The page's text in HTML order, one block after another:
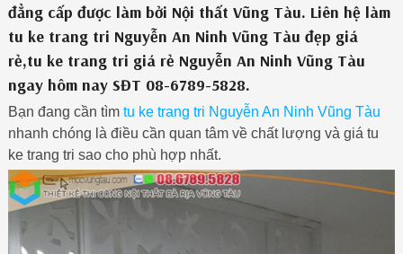
đẳng cấp được làm bởi Nội thất Vũng Tàu. Liên hệ làm
tu ke trang tri Nguyễn An Ninh Vũng Tàu đẹp giá
rẻ,tu ke trang tri giá rẻ Nguyễn An Ninh Vũng Tàu
ngay hôm nay SĐT 08-6789-5828.
Bạn đang cần tìm tu ke trang tri Nguyễn An Ninh Vũng Tàu
nhanh chóng là điều cần quan tâm về chất lượng và giá tu
ke trang tri sao cho phù hợp nhất.